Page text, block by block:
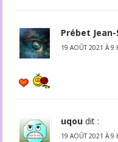
Prébet
19 AOÛT 2021 À 9
uqou dit :
19 AOÛT 2021 À 9